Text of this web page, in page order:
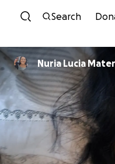
Search
Nuria Lucia